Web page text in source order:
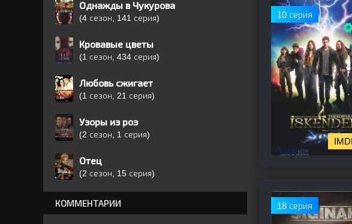
10 серия
18 серия
Однажды в Чукурова
(4 сезон, 141 серия)
Кровавые цветы
(1 сезон, 434 серия)
Любовь сжигает
(1 сезон, 21 серия)
Узоры из роз
(2 сезон, 1 серия)
Отец
(2 сезон, 15 серия)
КОММЕНТАРИИ